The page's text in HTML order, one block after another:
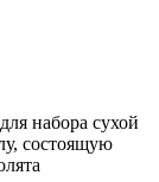
набора сухой
состоящую